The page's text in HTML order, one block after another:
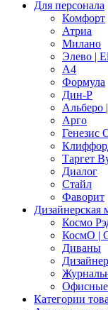
Для персонала
Комфорт
Атриа
Милано
Элево |
А4
Формула
Дин-Р
Альберо
Арго
Генезис
Таргет
Диалог
Стайл
Фаворит
Дизайнерская
Космо
КосмО |
Диваны
Офисные
Категории